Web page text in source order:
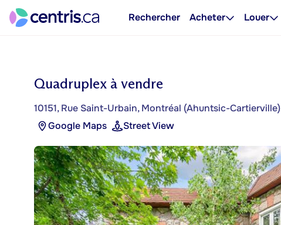
Rechercher Acheter Louer
Quadruplex à vendre
10151, Rue Saint-Urbain, Montréal (Ahuntsic-Cartierville)
Google Maps
Street View